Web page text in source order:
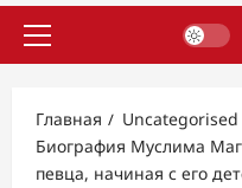
Основное
Главная
Uncategorised
Биография Муслима
певца, начиная с его